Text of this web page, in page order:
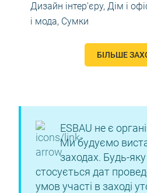
Дизайн інтер'єру, Дім і
і мода, Сумки
БІЛЬШЕ
ESBAU не є
Ми будуємо
заходах. Будь-
стосується дат
умов участі в заході